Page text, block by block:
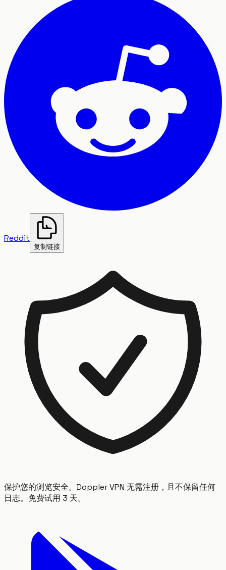
Reddit
复制链接
保护您的浏览安全。Doppler VPN 无需注册，且不保留任何
日志。免费试用 3 天。